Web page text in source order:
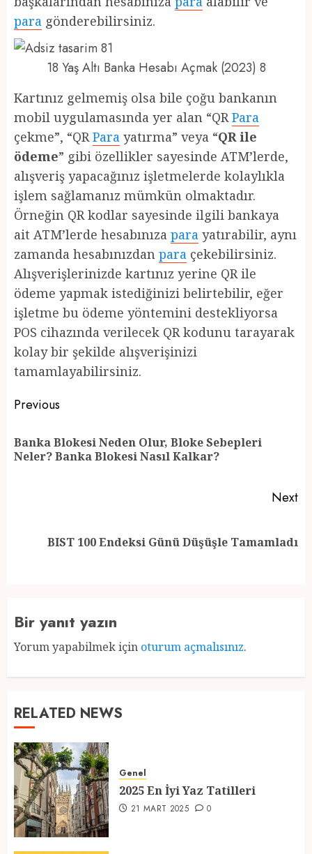
para gönderebilirsiniz.
18 Yaş Altı Banka Hesabı Açmak (2023) 8
Kartınız gelmemiş olsa bile çoğu bankanın
mobil uygulamasında yer alan “QRPara
çekme”, “QRPara yatırma” veya “QR ile
ödeme” gibi özellikler sayesinde ATM’lerde,
alışveriş yapacağınız işletmelerde kolaylıkla
işlem sağlamanız mümkün olmaktadır.
Örneğin QR kodlar sayesinde ilgili bankaya
ait ATM’lerde hesabınıza para yatırabilir, aynı
zamanda hesabınızdan para çekebilirsiniz.
Alışverişlerinizde kartınız yerine QR ile
ödeme yapmak istediğinizi belirtebilir, eğer
işletme bu ödeme yöntemini destekliyorsa
POS cihazında verilecek QR kodunu tarayarak
kolay bir şekilde alışverişinizi
tamamlayabilirsiniz.
Post
navigation
Previous
Banka Blokesi Neden Olur, Bloke Sebepleri
Neler? Banka Blokesi Nasıl Kalkar?
Next
BIST 100 Endeksi Günü Düşüşle Tamamladı
Bir yanıt yazın
Yorum yapabilmek için oturum açmalısınız.
RELATED NEWS
Genel
2025 En İyi Yaz Tatilleri
21 MART 2025 0